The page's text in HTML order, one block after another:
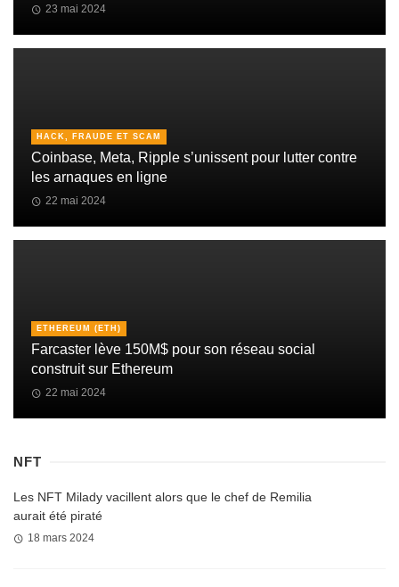
23 mai 2024
HACK, FRAUDE ET SCAM
Coinbase, Meta, Ripple s’unissent pour lutter contre
les arnaques en ligne
22 mai 2024
ETHEREUM (ETH)
Farcaster lève 150M$ pour son réseau social
construit sur Ethereum
22 mai 2024
NFT
Les NFT Milady vacillent alors que le chef de Remilia
aurait été piraté
18 mars 2024